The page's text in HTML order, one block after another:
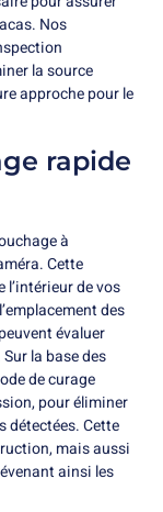
Nos
la source
approche pour le
rapide
à
Cette
l’intérieur de vos
des
évaluer
la base des
de curage
pour éliminer
détectées. Cette
mais aussi
ainsi les